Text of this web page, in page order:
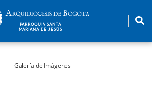
PARROQUIA SANTA
MARIANA DE JESÚS
Galería de Imágenes